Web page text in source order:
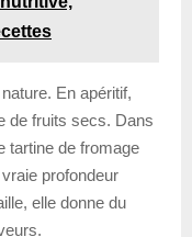
En apéritif,
de fruits secs. Dans
tartine de fromage
profondeur
elle donne du